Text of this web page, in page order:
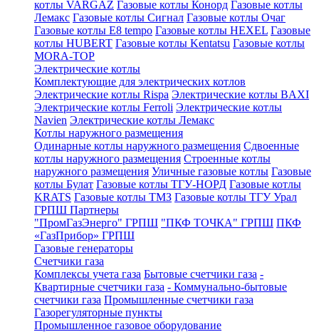
котлы VARGAZ Газовые котлы Конорд Газовые котлы
Лемакс Газовые котлы Сигнал Газовые котлы Очаг
Газовые котлы E8 tempo Газовые котлы HEXEL Газовые
котлы HUBERT Газовые котлы Kentatsu Газовые котлы
MORA-TOP
Электрические котлы
Комплектующие для электрических котлов
Электрические котлы Rispa Электрические котлы BAXI
Электрические котлы Ferroli Электрические котлы
Navien Электрические котлы Лемакс
Котлы наружного размещения
Одинарные котлы наружного размещения Сдвоенные
котлы наружного размещения Строенные котлы
наружного размещения Уличные газовые котлы Газовые
котлы Булат Газовые котлы ТГУ-НОРД Газовые котлы
KRATS Газовые котлы ТМЗ Газовые котлы ТГУ Урал
ГРПШ Партнеры
"ПромГазЭнерго" ГРПШ "ПКФ ТОЧКА" ГРПШ ПКФ
«ГазПрибор» ГРПШ
Газовые генераторы
Счетчики газа
Комплексы учета газа Бытовые счетчики газа -
Квартирные счетчики газа - Коммунально-бытовые
счетчики газа Промышленные счетчики газа
Газорегуляторные пункты
Промышленное газовое оборудование